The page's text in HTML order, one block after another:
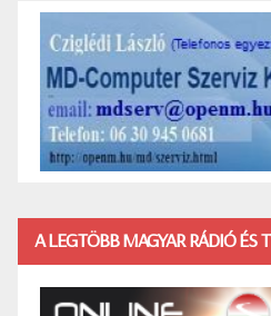
A LEGTÖBB MAGYAR RÁDIÓ ÉS